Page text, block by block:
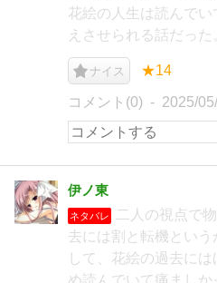
花絵の人生は読んで
えさせられる話だった
ナイス ★14
コメント(0) 2025/
伊ノ東
ネタバレ
二人の視点で
去には割と転機とい
して、花絵の過去に
め読んでいて痛まし